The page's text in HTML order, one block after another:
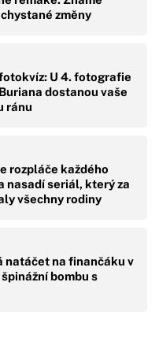
změny
U 4. fotografie
dostanou vaše
ránu
rozpláče každého
nasadí seriál, který za
všechny rodiny
natáčet na finančáku v
bombu s